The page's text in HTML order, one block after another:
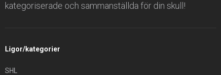
kategoriserade och sammanställda för din skull!
Ligor/kategorier
SHL